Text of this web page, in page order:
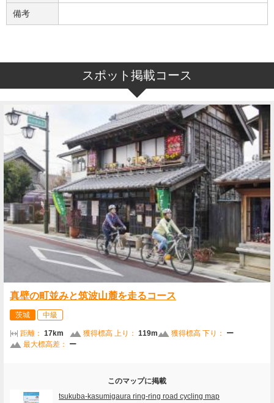
備考
スポット掲載コース
真壁の町並みと筑波山麓を走るコース
茨城 中級
距離： 17km 獲得標高 上り： 119m 獲得標高 下り：
ー
最大標高差：
ー
このマップに掲載
tsukuba-kasumigaura ring-ring road cycling map